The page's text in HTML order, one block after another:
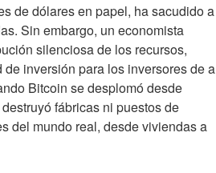
de dólares en papel, ha sacudido a
Sin embargo, un economista
silenciosa de los recursos,
inversión para los inversores de a
Bitcoin se desplomó desde
fábricas ni puestos de
del mundo real, desde viviendas a